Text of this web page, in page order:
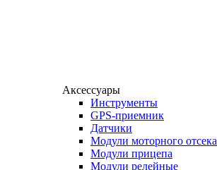
Аксессуары
Инструменты
GPS-приемник
Датчики
Модули моторного отсека
Модули прицепа
Модули релейные